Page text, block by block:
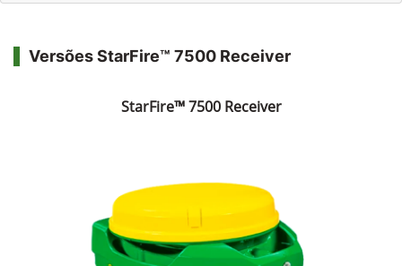
Versões StarFire™ 7500 Receiver
StarFire™ 7500 Receiver